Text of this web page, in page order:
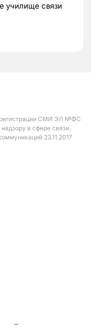
училище связи
СМИ ЭЛ №ФС
в сфере связи,
23.11.2017